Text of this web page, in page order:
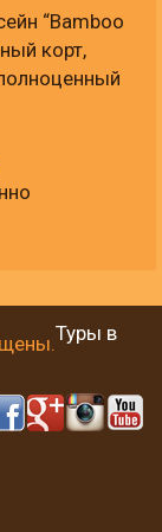
“Bamboo
корт,
Туры в